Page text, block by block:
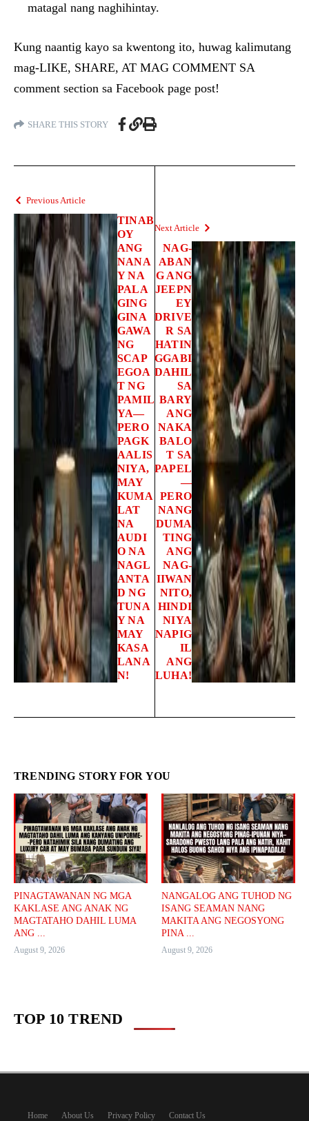
matagal nang naghihintay.
Kung naantig kayo sa kwentong ito, huwag kalimutang
mag-LIKE, SHARE, AT MAG COMMENT SA
comment section sa Facebook page post!
SHARE THIS STORY
Previous Article
TINAB
OY
ANG
NANA
Y NA
PALA
GING
GINA
GAWA
NG
SCAP
EGOA
T NG
PAMIL
YA—
PERO
PAGK
AALIS
NIYA,
MAY
KUMA
LAT
NA
AUDI
O NA
NAGL
ANTA
D NG
TUNA
Y NA
MAY
KASA
LANA
N!
Next Article
NAG-
ABAN
G ANG
JEEPN
EY
DRIVE
R SA
HATIN
GGABI
DAHIL
SA
BARY
ANG
NAKA
BALO
T SA
PAPEL
—
PERO
NANG
DUMA
TING
ANG
NAG-
IIWAN
NITO,
HINDI
NIYA
NAPIG
IL
ANG
LUHA!
TRENDING STORY FOR YOU
PINAGTAWANAN NG MGA
KAKLASE ANG ANAK NG
MAGTATAHO DAHIL LUMA
ANG ...
August 9, 2026
NANGALOG ANG TUHOD NG
ISANG SEAMAN NANG
MAKITA ANG NEGOSYONG
PINA ...
August 9, 2026
TOP 10 TREND
Home About Us Privacy Policy Contact Us